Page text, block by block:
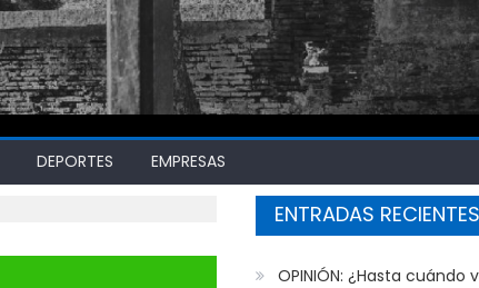
DEPORTES EMPRESAS
ENTRADAS RECIENTES
OPINIÓN: ¿Hasta cuándo